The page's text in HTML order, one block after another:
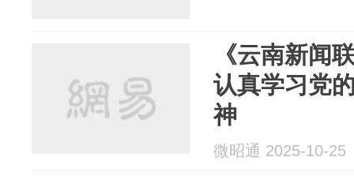
《云南新闻
认真学习党
神
微昭通 2025-10-25